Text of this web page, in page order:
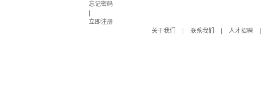
忘记密码
立即注册
关于我们
联系我们 人才招聘